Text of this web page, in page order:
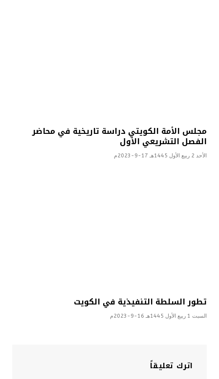
مجلس الأمة الكويتي دراسة تاريخية في محاضر
الفصل التشريعي الأول
الأحد 2 ربيع الأول 1445هـ 17-9-2023م
تطور السلطة التنفيذية في الكويت
السبت 1 ربيع الأول 1445هـ 16-9-2023م
اترك تعليقاً